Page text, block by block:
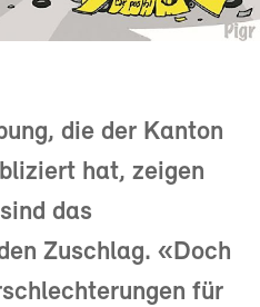
die der Kanton
hat, zeigen
das
Zuschlag. «Doch
für